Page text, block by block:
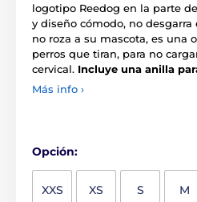
logotipo Reedog en la parte
y diseño cómodo, no
no roza a su mascota, es una
perros que tiran, para no
cervical. Incluye una anilla
Más info ›
Opción:
XXS XS S M